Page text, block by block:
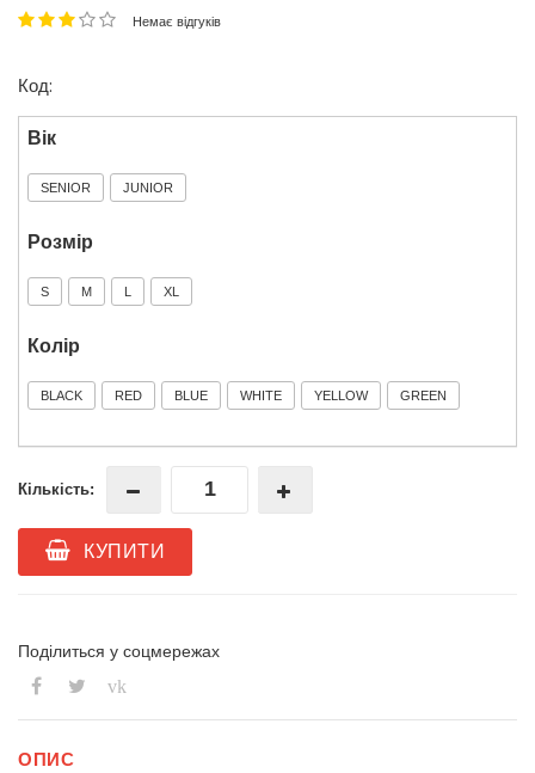
Немає відгуків
Код:
Вік
SENIOR JUNIOR
Розмір
S M L XL
Колір
BLACK RED BLUE WHITE YELLOW GREEN
Кількість:
КУПИТИ
Поділиться у соцмережах
vk
ОПИС